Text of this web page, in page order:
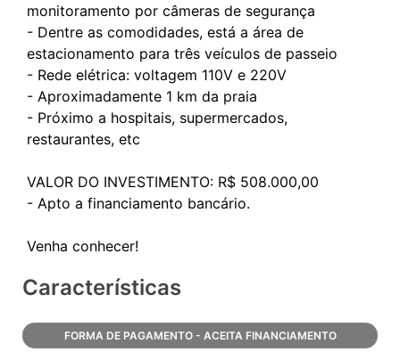
monitoramento por câmeras de segurança
- Dentre as comodidades, está a área de
estacionamento para três veículos de passeio
- Rede elétrica: voltagem 110V e 220V
- Aproximadamente 1 km da praia
- Próximo a hospitais, supermercados,
restaurantes, etc
VALOR DO INVESTIMENTO: R$ 508.000,00
- Apto a financiamento bancário.
Características
FORMA DE PAGAMENTO - ACEITA FINANCIAMENTO